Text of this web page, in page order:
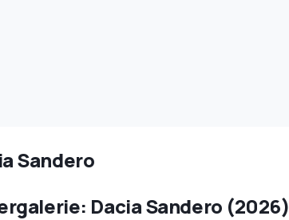
Sandero
Dacia Sandero (2026)